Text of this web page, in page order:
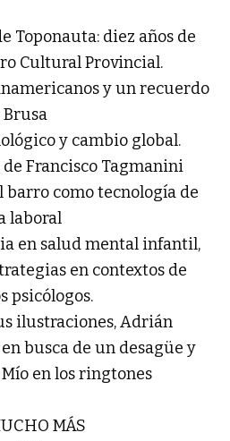
Toponauta: diez años de
Cultural Provincial.
y un recuerdo
y cambio global.
Francisco Tagmanini
barro como tecnología de
laboral
en salud mental infantil,
en contextos de
psicólogos.
ilustraciones, Adrián
busca de un desagüe y
en los ringtones
MÁS